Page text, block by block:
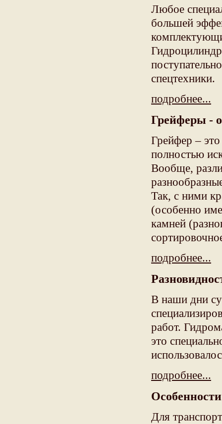
Любое
большей
спецтехники.
подробнее...
Грейферы -
Грейфер –
полностью
Вообще,
Так, с ними
(особенно
камней
подробнее...
В наши дни
работ.
это
подробнее...
Для